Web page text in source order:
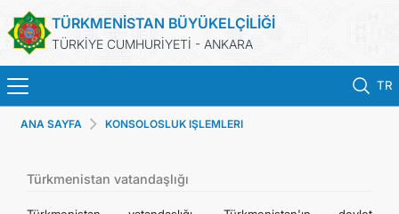
TÜRKMENİSTAN BÜYÜKELÇİLİĞİ
TÜRKİYE CUMHURİYETİ - ANKARA
TR
ANA SAYFA
HABERLER
ANA SAYFA KONSOLOSLUK IŞLEMLERI
Türkmenistan vatandaşlığı